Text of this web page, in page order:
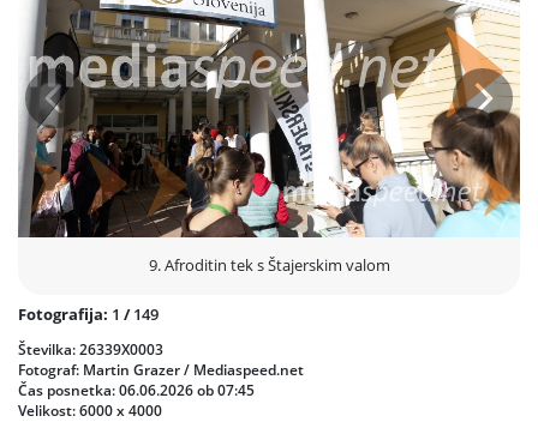
Poleg tekaških preizkušenj je dogodek ponudil tudi Afroditin pohod
na Janino, kjer so pohodnike pričakale degustacije, glasba, igre in
prijetno druženje. Veliko zanimanja je pritegnil tudi test hoje, ki ga
je pripravila ekipa Zdravstvenega doma Šmarje pri Jelšah, medtem
ko je program Vozičkanje z Afrodito združil mlade družine in
spodbujal gibanje najmlajših.
Ob prihodu tekačev v cilj je Evropska ploščad znova zaživela v
športnem duhu, obiskovalci pa so uživali tudi ob spremljevalnem
programu, stojnicah in nastopu Glasbene šole Simona Plemenitaša.
posameznikom ter ekipam.9. Afroditin tek s Štajerskim valom
Prejšnja
Fotografija: 1 /149
Številka: 26339X0003
Fotograf: Martin Grazer / Mediaspeed.net
Čas posnetka: 06.06.2026 ob 07:45
Velikost: 6000 x 4000